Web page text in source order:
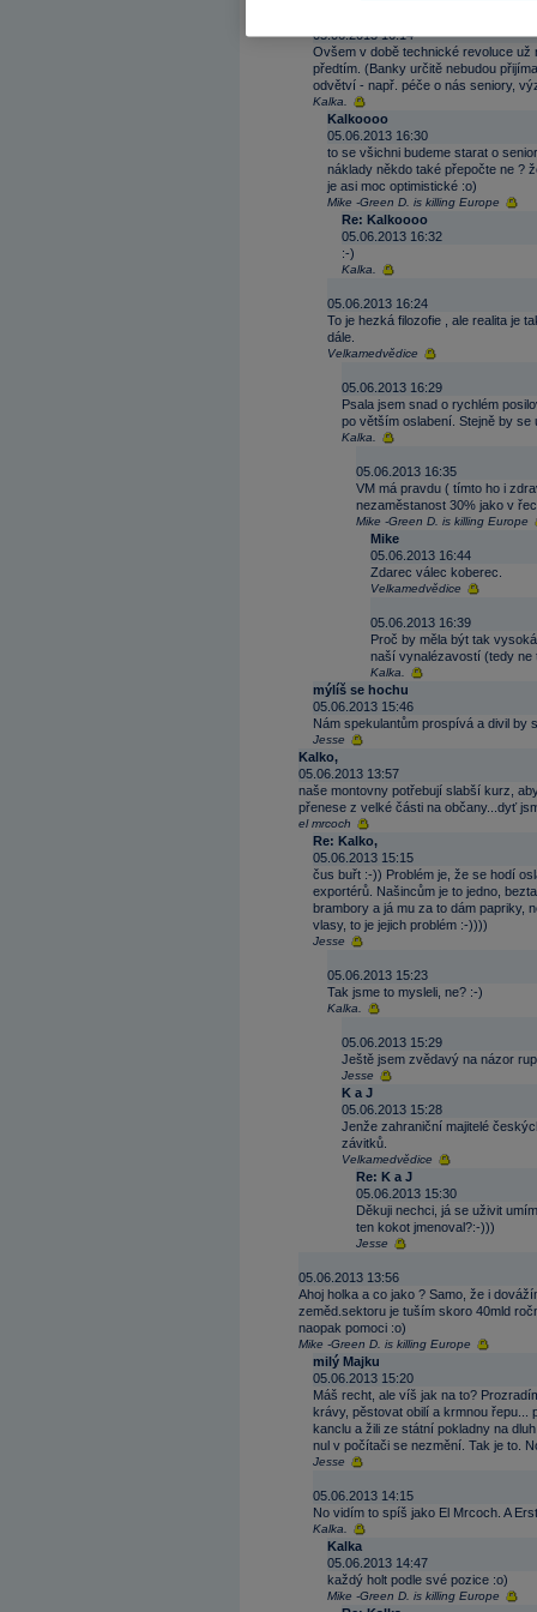
05.06.2013 16:14
Ovšem v době technické revoluce už
předtím. (Banky určitě nebudou
odvětví - např. péče o nás seniory,
Kalka.
Kalkoooo
05.06.2013 16:30
to se všichni budeme starat o
náklady někdo také přepočte ne ?
je asi moc optimistické :o)
Mike -Green D. is killing Europe
Re: Kalkoooo
05.06.2013 16:32
:-)
Kalka.
05.06.2013 16:24
To je hezká filozofie , ale realita je
dále.
Velkamedvědice
05.06.2013 16:29
Psala jsem snad o rychlém
po větším oslabení. Stejně by se
Kalka.
05.06.2013 16:35
VM má pravdu ( tímto ho i
nezaměstanost 30% jako v
Mike -Green D. is killing Europe
Mike
05.06.2013 16:44
Zdarec válec koberec.
Velkamedvědice
05.06.2013 16:39
Proč by měla být tak
naší vynalézavostí (tedy ne
Kalka.
mýlíš se hochu
05.06.2013 15:46
Nám spekulantům prospívá a divil by
Jesse
Kalko,
05.06.2013 13:57
naše montovny potřebují slabší kurz,
přenese z velké části na občany...dyť
el mrcoch
Re: Kalko,
05.06.2013 15:15
čus buřt :-)) Problém je, že se hodí
exportérů. Našincům je to jedno,
brambory a já mu za to dám papriky,
vlasy, to je jejich problém :-))))
Jesse
05.06.2013 15:23
Tak jsme to mysleli, ne? :-)
Kalka.
05.06.2013 15:29
Ještě jsem zvědavý na názor
Jesse
K a J
05.06.2013 15:28
Jenže zahraniční majitelé
závitků.
Velkamedvědice
Re: K a J
05.06.2013 15:30
Děkuji nechci, já se uživit
ten kokot jmenoval?:-)))
Jesse
05.06.2013 13:56
Ahoj holka a co jako ? Samo, že i
zeměd.sektoru je tuším skoro 40mld
naopak pomoci :o)
Mike -Green D. is killing Europe
milý Majku
05.06.2013 15:20
Máš recht, ale víš jak na to?
krávy, pěstovat obilí a krmnou řepu...
kanclu a žili ze státní pokladny na
nul v počítači se nezmění. Tak je to.
Jesse
05.06.2013 14:15
No vidím to spíš jako El Mrcoch. A
Kalka.
Kalka
05.06.2013 14:47
každý holt podle své pozice :o)
Mike -Green D. is killing Europe